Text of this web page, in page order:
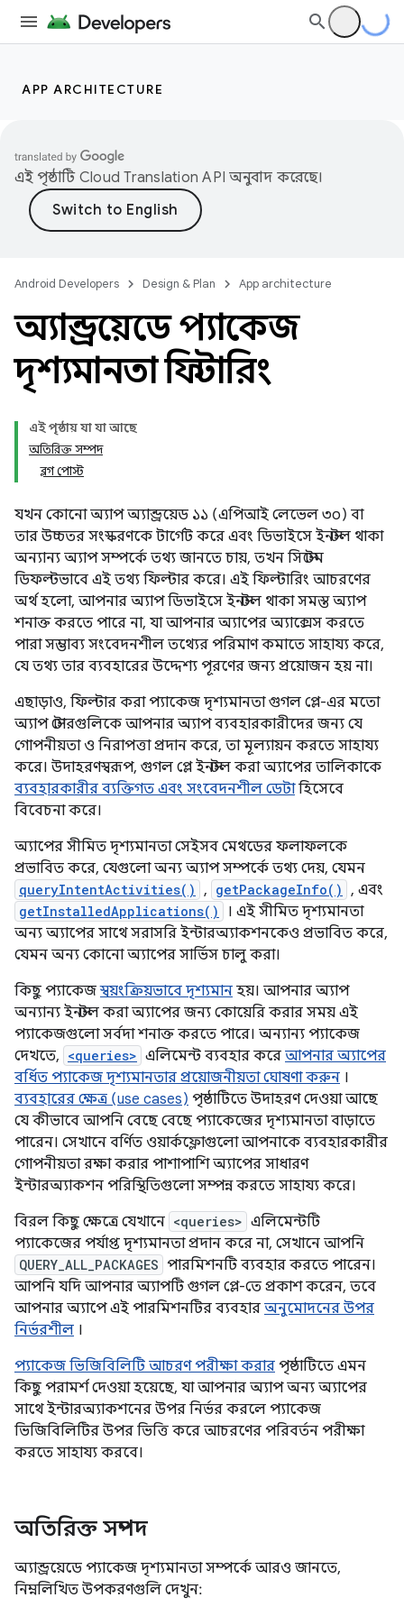
APP ARCHITECTURE
এই পৃষ্ঠাটি Cloud Translation API অনুবাদ করেছে।
Android Developers Design & Plan App architecture
অ্যান্ড্রয়েডে প্যাকেজ
দৃশ্যমানতা ফিল্টারিং
এই পৃষ্ঠায় যা যা আছে
অতিরিক্ত সম্পদ
ব্লগ পোস্ট
যখন কোনো অ্যাপ অ্যান্ড্রয়েড ১১ (এপিআই লেভেল ৩০) বা
তার উচ্চতর সংস্করণকে টার্গেট করে এবং ডিভাইসে ইনস্টল থাকা
অন্যান্য অ্যাপ সম্পর্কে তথ্য জানতে চায়, তখন সিস্টেম
ডিফল্টভাবে এই তথ্য ফিল্টার করে। এই ফিল্টারিং আচরণের
অর্থ হলো, আপনার অ্যাপ ডিভাইসে ইনস্টল থাকা সমস্ত অ্যাপ
শনাক্ত করতে পারে না, যা আপনার অ্যাপের অ্যাক্সেস করতে
পারা সম্ভাব্য সংবেদনশীল তথ্যের পরিমাণ কমাতে সাহায্য করে,
যে তথ্য তার ব্যবহারের উদ্দেশ্য পূরণের জন্য প্রয়োজন হয় না।
এছাড়াও, ফিল্টার করা প্যাকেজ দৃশ্যমানতা গুগল প্লে-এর মতো
অ্যাপ স্টোরগুলিকে আপনার অ্যাপ ব্যবহারকারীদের জন্য যে
গোপনীয়তা ও নিরাপত্তা প্রদান করে, তা মূল্যায়ন করতে সাহায্য
করে। উদাহরণস্বরূপ, গুগল প্লে ইনস্টল করা অ্যাপের তালিকাকে
ব্যবহারকারীর ব্যক্তিগত এবং সংবেদনশীল ডেটাহিসেবে
বিবেচনা করে।
অ্যাপের সীমিত দৃশ্যমানতা সেইসব মেথডের ফলাফলকে
প্রভাবিত করে, যেগুলো অন্য অ্যাপ সম্পর্কে তথ্য দেয়, যেমন
queryIntentActivities() , getPackageInfo() , এবং
getInstalledApplications()
। এই সীমিত দৃশ্যমানতা
অন্য অ্যাপের সাথে সরাসরি ইন্টারঅ্যাকশনকেও প্রভাবিত করে,
যেমন অন্য কোনো অ্যাপের সার্ভিস চালু করা।
কিছু প্যাকেজস্বয়ংক্রিয়ভাবে দৃশ্যমান হয়। আপনার অ্যাপ
অন্যান্য ইনস্টল করা অ্যাপের জন্য কোয়েরি করার সময় এই
প্যাকেজগুলো সর্বদা শনাক্ত করতে পারে। অন্যান্য প্যাকেজ
দেখতে, <queries> এলিমেন্ট ব্যবহার করে আপনার অ্যাপের
বর্ধিত প্যাকেজ দৃশ্যমানতার প্রয়োজনীয়তা ঘোষণা করুন ।
ব্যবহারের ক্ষেত্র (use cases) পৃষ্ঠাটিতে উদাহরণ দেওয়া আছে
যে কীভাবে আপনি বেছে বেছে প্যাকেজের দৃশ্যমানতা বাড়াতে
পারেন। সেখানে বর্ণিত ওয়ার্কফ্লোগুলো আপনাকে ব্যবহারকারীর
গোপনীয়তা রক্ষা করার পাশাপাশি অ্যাপের সাধারণ
ইন্টারঅ্যাকশন পরিস্থিতিগুলো সম্পন্ন করতে সাহায্য করে।
বিরল কিছু ক্ষেত্রে যেখানে <queries> এলিমেন্টটি
প্যাকেজের পর্যাপ্ত দৃশ্যমানতা প্রদান করে না, সেখানে আপনি
QUERY_ALL_PACKAGES পারমিশনটি ব্যবহার করতে পারেন।
আপনি যদি আপনার অ্যাপটি গুগল প্লে-তে প্রকাশ করেন, তবে
আপনার অ্যাপে এই পারমিশনটির ব্যবহার অনুমোদনের উপর
নির্ভরশীল ।
প্যাকেজ ভিজিবিলিটি আচরণ পরীক্ষা করার পৃষ্ঠাটিতে এমন
কিছু পরামর্শ দেওয়া হয়েছে, যা আপনার অ্যাপ অন্য অ্যাপের
সাথে ইন্টারঅ্যাকশনের উপর নির্ভর করলে প্যাকেজ
ভিজিবিলিটির উপর ভিত্তি করে আচরণের পরিবর্তন পরীক্ষা
করতে সাহায্য করবে।
অতিরিক্ত সম্পদ
অ্যান্ড্রয়েডে প্যাকেজ দৃশ্যমানতা সম্পর্কে আরও জানতে,
নিম্নলিখিত উপকরণগুলি দেখুন: